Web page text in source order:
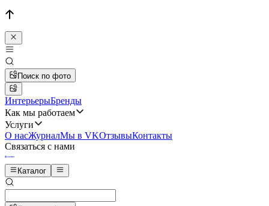
Поиск по фото
ИнтерьерыБренды
Как мы работаем
Услуги
О насЖурналМы в VKОтзывыКонтакты
Связаться с нами
Каталог